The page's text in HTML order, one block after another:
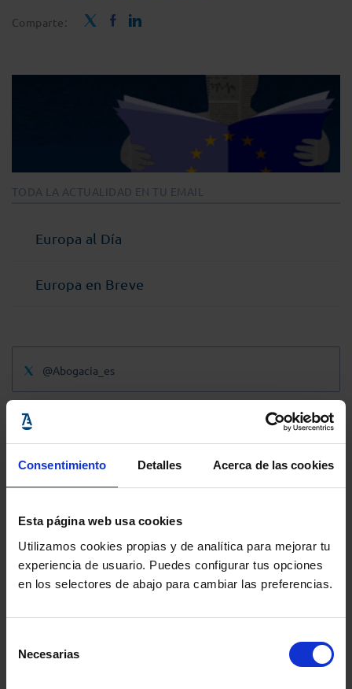
Consentimiento Detalles Acerca de las cookies
Esta página web usa cookies
Utilizamos cookies propias y de analítica para mejorar tu
experiencia de usuario. Puedes configurar tus opciones
en los selectores de abajo para cambiar las preferencias.
Necesarias
Comparte:
TODA LA ACTUALIDAD EN TU EMAIL
Europa al Día
Europa en Breve
@Abogacia_es